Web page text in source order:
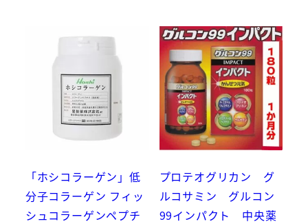
「ホシコラーゲン」低
分子コラーゲン フィッ
シュコラーゲンペプチ
プロテオグリカン グ
ルコサミン グルコン
99インパクト 中央薬